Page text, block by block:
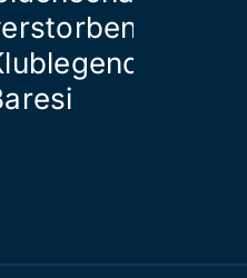
Franco